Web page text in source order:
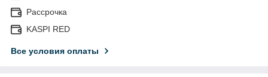
Рассрочка
KASPI RED
Все условия оплаты